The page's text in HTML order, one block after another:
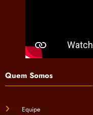
Quem Somos
Equipe